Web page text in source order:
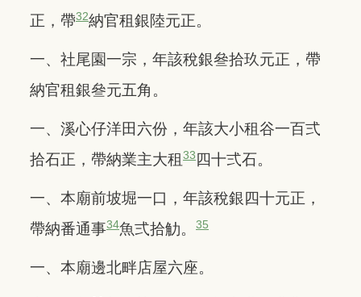
正，帶32納官租銀陸元正。
一、社尾園一宗，年該稅銀叄拾玖元正，帶
納官租銀叄元五角。
一、溪心仔洋田六份，年該大小租谷一百弍
拾石正，帶納業主大租 33 四十弍石。
一、本廟前坡堀一口，年該稅銀四十元正，
帶納番通事34魚弍拾觔。 35
一、本廟邊北畔店屋六座。